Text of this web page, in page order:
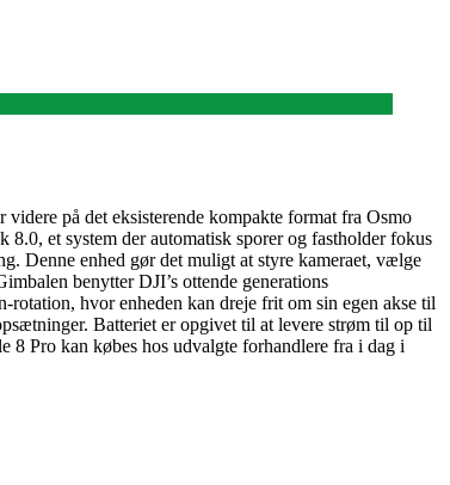
på det eksisterende kompakte format fra Osmo
et system der automatisk sporer og fastholder fokus
Denne enhed gør det muligt at styre kameraet, vælge
benytter DJI’s ottende generations
hvor enheden kan dreje frit om sin egen akse til
Batteriet er opgivet til at levere strøm til op til
8 Pro kan købes hos udvalgte forhandlere fra i dag i